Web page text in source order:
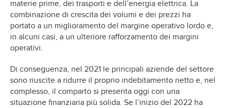
materie prime, dei trasporti e dell’energia elettrica. La
combinazione di crescita dei volumi e dei prezzi ha
portato a un miglioramento del margine operativo lordo e,
in alcuni casi, a un ulteriore rafforzamento dei margini
operativi.
Di conseguenza, nel 2021 le principali aziende del settore
sono riuscite a ridurre il proprio indebitamento netto e, nel
complesso, il comparto si presenta oggi con una
situazione finanziaria più solida. Se l’inizio del 2022 ha